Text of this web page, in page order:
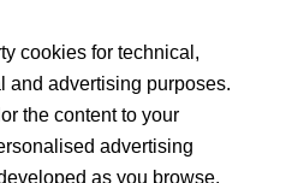
facilitado. Si ve cualquier error
cookies for technical,
and advertising purposes.
the content to your
advertising
as you browse.